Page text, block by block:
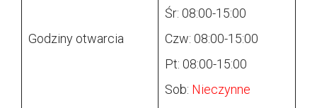
Godziny otwarcia
Śr: 08:00-15:00
Czw: 08:00-15:00
Pt: 08:00-15:00
Sob: Nieczynne